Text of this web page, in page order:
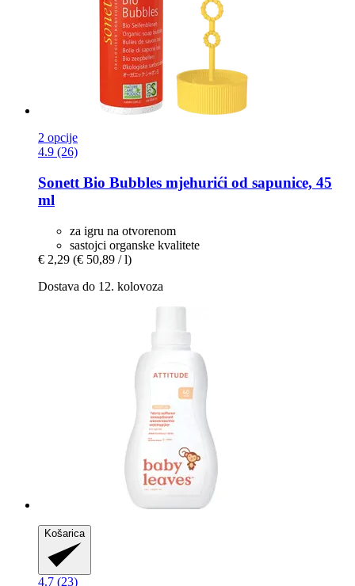
2 opcije
4.9 (26)
Sonett Bio Bubbles mjehurići od sapunice, 45
ml
za igru na otvorenom
sastojci organske kvalitete
€ 2,29 (€ 50,89 / l)
Dostava do 12. kolovoza
Košarica
4.7 (23)